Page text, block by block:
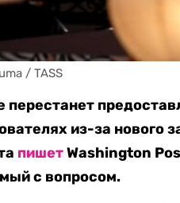
/ TASS
перестанет
из-за нового
пишетWashington
с вопросом.